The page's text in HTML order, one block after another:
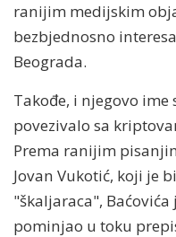
ranijim medijskim
bezbjednosno
Beograda.
Takođe, i njegovo
povezivalo sa
Prema ranijim
Jovan Vukotić, koji je
"škaljaraca",
pominjao u toku